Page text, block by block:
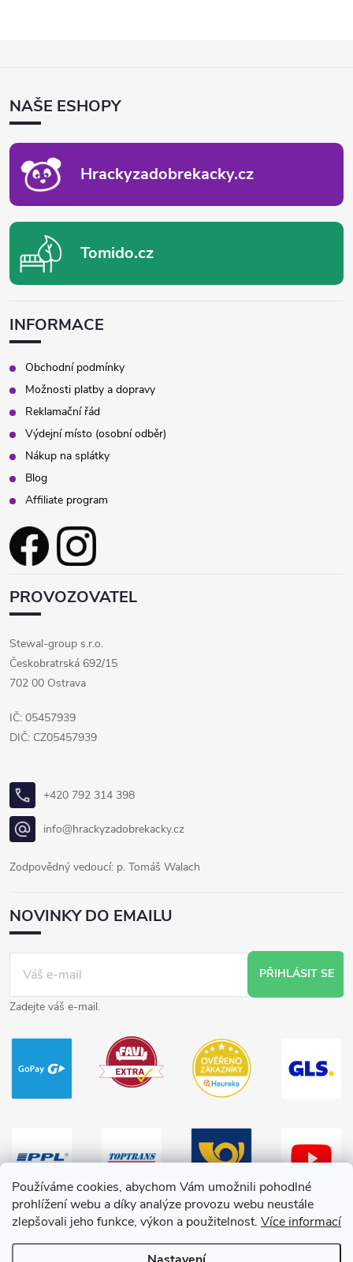
Používáme cookies, abychom Vám umožnili pohodlné
prohlížení webu a díky analýze provozu webu neustále
zlepšovali jeho funkce, výkon a použitelnost. Více informací
ANAŠE ESHOPY
Hrackyzadobrekacky.cz
Tomido.cz
INFORMACE
Obchodní podmínky
Možnosti platby a dopravy
Reklamační řád
Výdejní místo (osobní odběr)
Nákup na splátky
Blog
Affiliate program
PROVOZOVATEL
Stewal-group s.r.o.
Českobratrská 692/15
702 00 Ostrava
IČ: 05457939
DIČ: CZ05457939
+420 792 314 398
info@hrackyzadobrekacky.cz
Zodpovědný vedoucí: p. Tomáš Walach
NOVINKY DO EMAILU
PŘIHLÁSIT SE
Zadejte váš e-mail.